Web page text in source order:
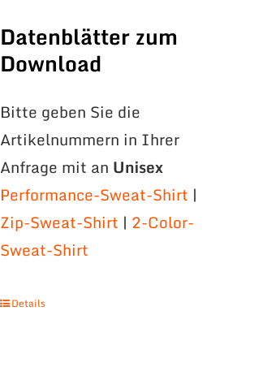
Datenblätter zum
Download
Bitte geben Sie die
Artikelnummern in Ihrer
Anfrage mit an Unisex
Performance-Sweat-Shirt |
Zip-Sweat-Shirt | 2-Color-
Sweat-Shirt
Details